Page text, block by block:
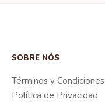
SOBRE NÓS
Términos y Condiciones
Política de Privacidad